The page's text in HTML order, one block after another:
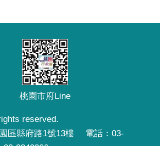
桃園市府Line
reserved.
區縣府路1號13樓 電話：03-